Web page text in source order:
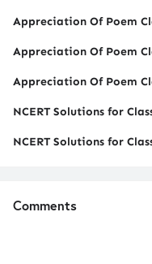
Appreciation Of Poem
Appreciation Of Poem
Appreciation Of Poem
NCERT Solutions for
NCERT Solutions for
Comments